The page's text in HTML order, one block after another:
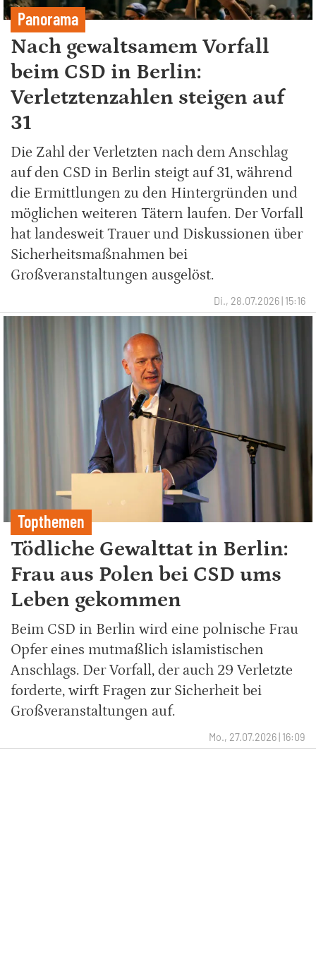
Panorama
Nach gewaltsamem Vorfall
beim CSD in Berlin:
Verletztenzahlen steigen auf
31
Die Zahl der Verletzten nach dem Anschlag
auf den CSD in Berlin steigt auf 31, während
die Ermittlungen zu den Hintergründen und
möglichen weiteren Tätern laufen. Der Vorfall
hat landesweit Trauer und Diskussionen über
Sicherheitsmaßnahmen bei
Großveranstaltungen ausgelöst.
Di., 28.07.2026 | 15:16
Topthemen
Tödliche Gewalttat in Berlin:
Frau aus Polen bei CSD ums
Leben gekommen
Beim CSD in Berlin wird eine polnische Frau
Opfer eines mutmaßlich islamistischen
Anschlags. Der Vorfall, der auch 29 Verletzte
forderte, wirft Fragen zur Sicherheit bei
Großveranstaltungen auf.
Mo., 27.07.2026 | 16:09